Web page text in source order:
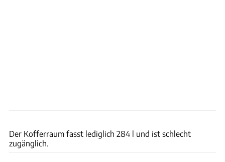
Der Kofferraum fasst lediglich 284 l und ist schlecht
zugänglich.